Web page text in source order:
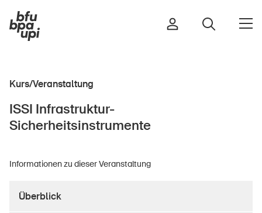
Sport & Bewegung
Kurs/Veranstaltung
ISSI Infrastruktur-
Sicherheitsinstrumente
Informationen zu dieser Veranstaltung
Überblick